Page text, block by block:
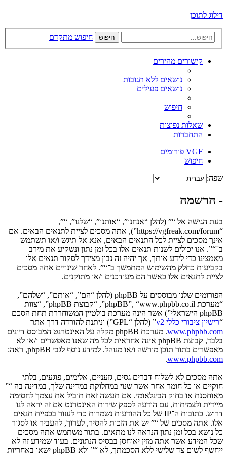
דילוג לתוכן
חיפוש חיפוש מתקדם
קישורים מהירים
נושאים ללא תגובות
נושאים פעילים
חיפוש
שאלות נפוצות
התחברות
VGF פורומים
חיפוש
שפה:
- הרשמה
בעת הגישה אל “” (להלן “אנחנו”, “אותנו”, “שלנו”, “”,
“https://vgfreak.com/forum”), אתה מסכים לציית לתנאים הבאים. אם
אינך מסכים לציית לכל התנאים הבאים, אנא אל תיגש ו/או תשתמש
ב־“”. אנו יכולים לשנות תנאים אלו בכל זמן נתון ונשקיע את מירב
מאמצינו כדי לידע אותך, אך יהיה זה נבון מצידך לסקור תנאים אלו
בקביעות כחלק מהשימוש המתמשך ב־“”. לאחר שינויים אתה מסכים
לציית לתנאים אלו כאשר הם מעודכנים ו/או מתוקנים.
הפורומים שלנו מבוססים על phpBB (להלן “הם”, “אותם”, “שלהם”,
“מערכת phpBB”, “www.phpbb.co.il”, “קבוצת phpBB”, “צוות
phpBB הישראלי”) אשר הינה מערכת בולטיין המשוחררת תחת הסכם
“רישיון ציבורי כללי v2
” (להלן “GPL”) וניתנת להורדה דרך אתר
www.phpbb.com
. מערכת phpBB מקלה על האינטרנט המבוסס דיונים
בלבד, קבוצת phpBB אינה אחראית לכל מה שאנו מאפשרים ו/או לא
מאפשרים בתור תוכן מורשה ו/או מנוהל. למידע נוסף לגבי phpBB, ראה:
www.phpbb.com
.
אתה מסכים לא לשלוח דברים גסים, גזעניים, אלימים, פוגעים, בלתי
חוקיים או כל חומר אחר אשר שנוי במחלוקת במדינה שלך, במדינה בה “”
מאוחסנת או בחוק הבינלאומי. אם תעשה זאת תוביל את עצמך לחסימה
מיידית ולצמיתות, עם הודעה לספק שירות האינטרנט אם זה יראה לנו
דרוש. כתובות ה־IP של כל ההודעות נשמרות כדי לעזור בכפיית תנאים
אלו. אתה מסכים של “” יש את הזכות להסיר, לערוך, להעביר או לסגור
כל נושא בכל זמן נתון הנראה לנו מתאים. בתור משתמש אתה מסכים
שכל המידע אשר אתה מזין יאוחסן בבסיס הנתונים. בעוד שמידע זה לא
ייחשף לשום צד שלישי ללא הסכמתך, לא “” ולא phpBB ישאו באחריות